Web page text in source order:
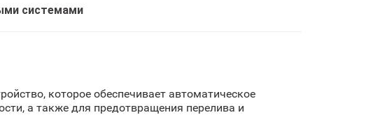
системами
которое обеспечивает автоматическое
а также для предотвращения перелива и